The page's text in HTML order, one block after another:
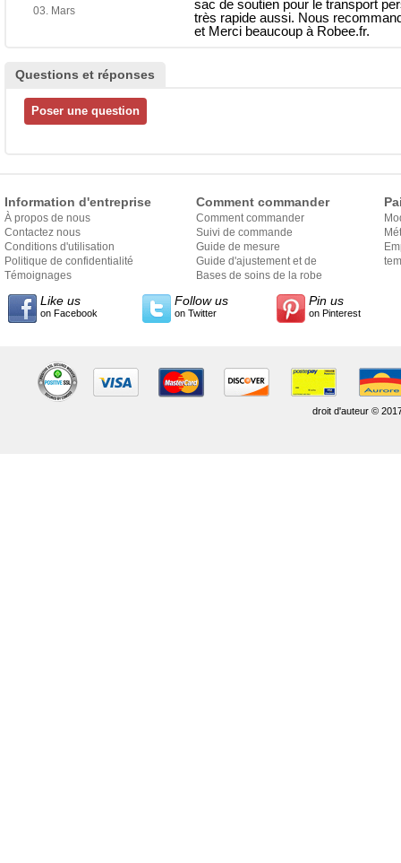
03. Mars
sac de soutien pour le transport
très rapide aussi. Nous
et Merci beaucoup à Robee.fr.
Questions et réponses
Information d'entreprise
À propos de nous
Contactez nous
Conditions d'utilisation
Politique de confidentialité
Témoignages
Comment commander
Comment commander
Suivi de commande
Guide de mesure
Guide d'ajustement et de
style
Bases de soins de la robe
Like us
on Facebook
Follow us
on Twitter
Pin us
on Pinterest
droit d'auteur ©